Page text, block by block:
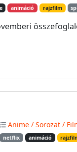
animáció rajzfilm
Anime / Sorozat /
netflix animáció